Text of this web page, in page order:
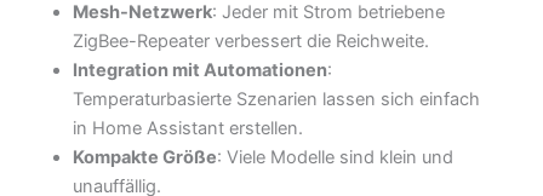
Mesh-Netzwerk: Jeder mit Strom betriebene
ZigBee-Repeater verbessert die Reichweite.
Integration mit Automationen:
Temperaturbasierte Szenarien lassen sich einfach
in Home Assistant erstellen.
Kompakte Größe: Viele Modelle sind klein und
unauffällig.